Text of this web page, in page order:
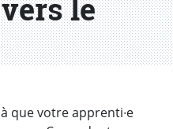
le
que votre apprenti∙e